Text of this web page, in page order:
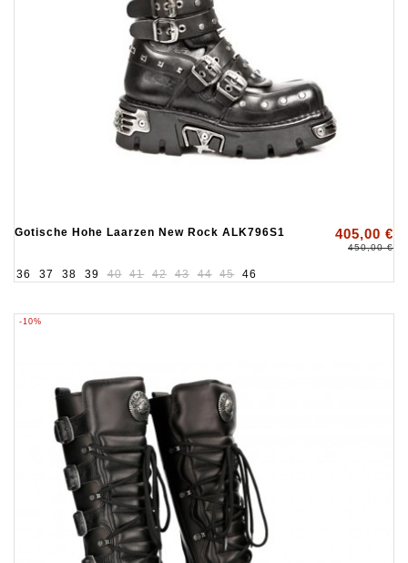
Gotische Hohe Laarzen New Rock ALK796S1 405,00 €
450,00 €
36 37 38 39 40 41 42 43 44 45 46
-10%